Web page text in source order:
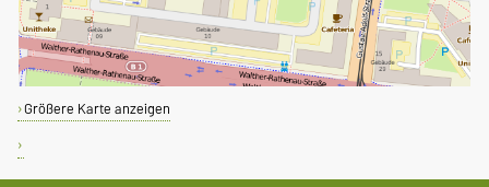
Größere Karte anzeigen